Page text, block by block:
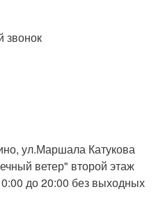
звонок
ул.Маршала Катукова
ветер" второй этаж
до 20:00 без выходных